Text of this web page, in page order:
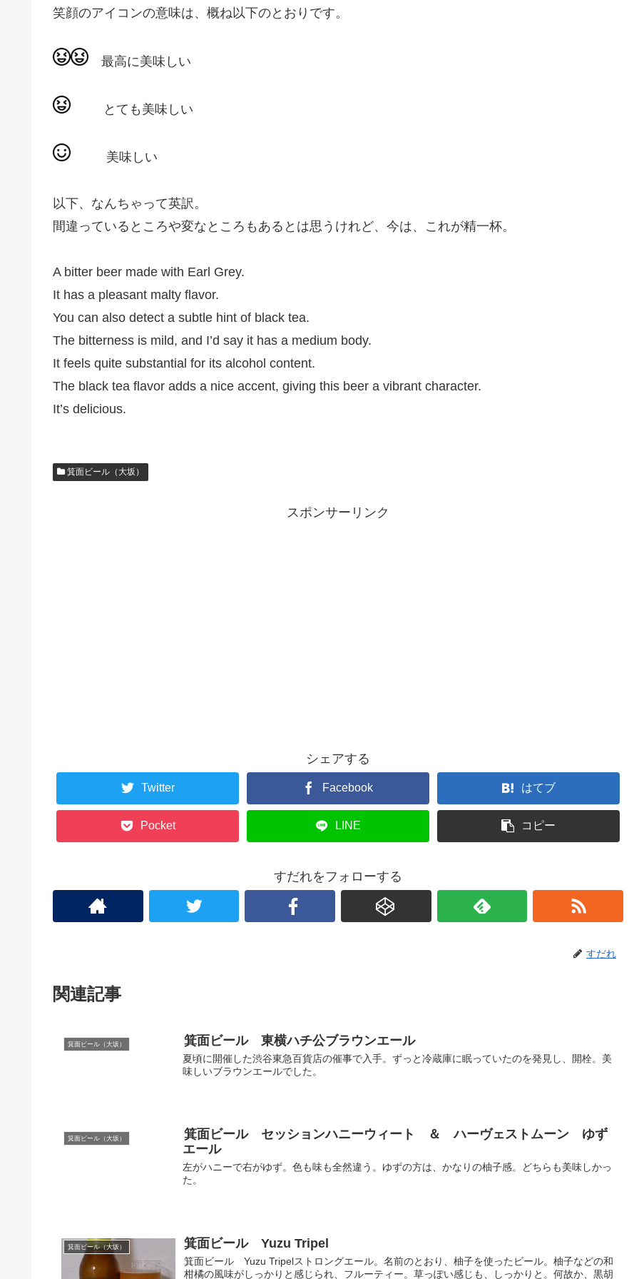
笑顔のアイコンの意味は、概ね以下のとおりです。
最高に美味しい
とても美味しい
美味しい
以下、なんちゃって英訳。
間違っているところや変なところもあるとは思うけれど、今は、これが精一杯。
A bitter beer made with Earl Grey.
It has a pleasant malty flavor.
You can also detect a subtle hint of black tea.
The bitterness is mild, and I’d say it has a medium body.
It feels quite substantial for its alcohol content.
The black tea flavor adds a nice accent, giving this beer a vibrant character.
It’s delicious.
箕面ビール（大坂）
スポンサーリンク
シェアする
Twitter Facebook はてブ
Pocket LINE コピー
すだれをフォローする
すだれ
関連記事
箕面ビール（大坂） 箕面ビール 東横ハチ公ブラウンエール
夏頃に開催した渋谷東急百貨店の催事で入手。ずっと冷蔵庫に眠っていたのを発見し、開栓。美
味しいブラウンエールでした。
箕面ビール（大坂）
箕面ビール セッションハニーウィート ＆ ハーヴェストムーン ゆず
エール
左がハニーで右がゆず。色も味も全然違う。ゆずの方は、かなりの柚子感。どちらも美味しかっ
た。
箕面ビール（大坂） 箕面ビール Yuzu Tripel
箕面ビール Yuzu Tripelストロングエール。名前のとおり、柚子を使ったビール。柚子などの和
柑橘の風味がしっかりと感じられ、フルーティー。草っぽい感じも、しっかりと。何故か、黒胡